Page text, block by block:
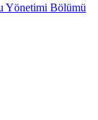
Yönetimi Bölümü